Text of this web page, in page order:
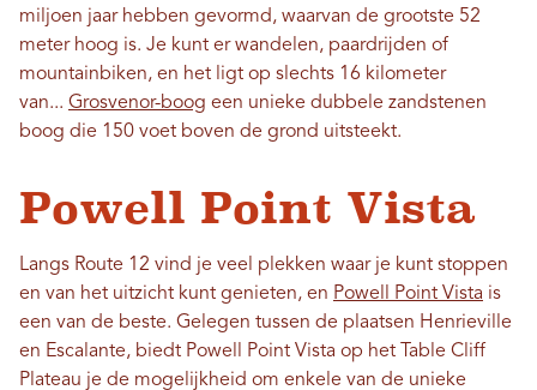
miljoen jaar hebben gevormd, waarvan de grootste 52
meter hoog is. Je kunt er wandelen, paardrijden of
mountainbiken, en het ligt op slechts 16 kilometer
van... Grosvenor-boog een unieke dubbele zandstenen
boog die 150 voet boven de grond uitsteekt.
Powell Point Vista
Langs Route 12 vind je veel plekken waar je kunt stoppen
en van het uitzicht kunt genieten, en Powell Point Vista is
een van de beste. Gelegen tussen de plaatsen Henrieville
en Escalante, biedt Powell Point Vista op het Table Cliff
Plateau je de mogelijkheid om enkele van de unieke